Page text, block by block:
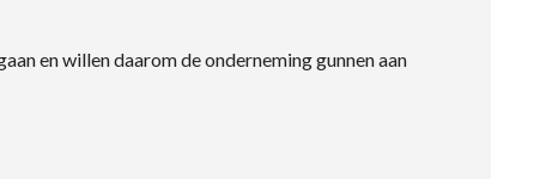
en willen daarom de onderneming gunnen aan